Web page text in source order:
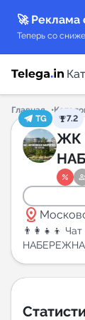
🚀 Реклама
Теперь со
Индекс
New
New
Главная
TG
7.2
ЖК
distance
👨‍👩‍👧‍👦